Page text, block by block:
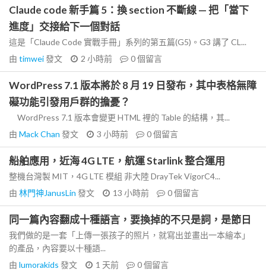
Claude code 新手篇 5：換 section 不斷線 — 把「當下
進度」交接給下一個對話
這是「Claude Code 實戰手冊」系列的第五篇(G5)。G3 講了 CL...
由 timwei發文 2 小時前 0個留言
WordPress 7.1 版本將於 8 月 19 日發布，其中表格無障
礙功能引發用戶群的擔憂？
WordPress 7.1 版本會變更 HTML 裡的 Table 的結構，其...
由 Mack Chan 發文 3 小時前 0個留言
船舶應用，近海 4G LTE，航運 Starlink 整合運用
整機台灣製 MIT，4G LTE 模組 非大陸 DrayTek VigorC4...
由 林門神JanusLin 發文 13 小時前 0個留言
同一篇內容翻成十種語言，要換掉的不只是詞，是節日
我們做的是一套「上傳一張孩子的照片，就寫出並畫出一本繪本」
的產品，內容要以十種語...
由 lumorakids 發文 1 天前 0個留言